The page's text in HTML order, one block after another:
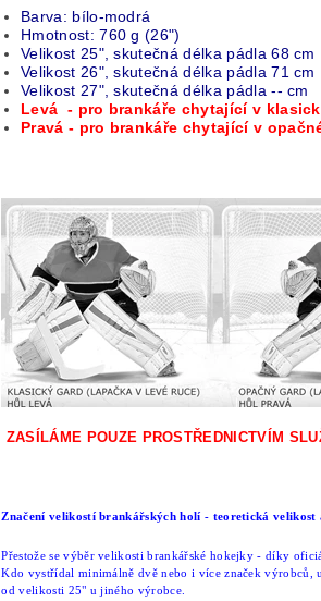
Barva: bílo-modrá
Hmotnost: 760 g (26")
Velikost 25", skutečná délka pádla 68 cm
Velikost 26", skutečná délka pádla 71 cm
Velikost 27", skutečná délka pádla -- cm
Levá - pro brankáře chytající v
Pravá - pro brankáře chytající v
ZASÍLÁME POUZE PROSTŘEDNICTVÍM
Značení velikostí brankářských holí - teoretická velikost
Přestože se výběr velikosti brankářské hokejky - díky
Kdo vystřídal minimálně dvě nebo i více značek výrobců,
od velikosti 25" u jiného výrobce.